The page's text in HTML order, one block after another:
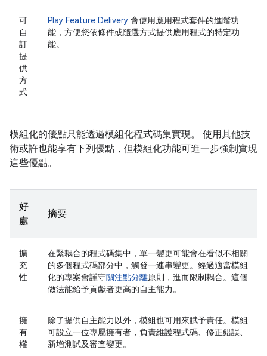
可
自
訂
提
供
方
式
Play Feature Delivery 會使用應用程式套件的進階功
能，方便您依條件或隨選方式提供應用程式的特定功
能。
模組化的優點只能透過模組化程式碼集實現。 使用其他技
術或許也能享有下列優點，但模組化功能可進一步強制實現
這些優點。
好
處
摘要
擴
充
性
在緊耦合的程式碼集中，單一變更可能會在看似不相關
的多個程式碼部分中，觸發一連串變更。經過適當模組
化的專案會謹守關注點分離原則，進而限制耦合。這個
做法能給予貢獻者更高的自主能力。
擁
有
權
除了提供自主能力以外，模組也可用來賦予責任。模組
可設立一位專屬擁有者，負責維護程式碼、修正錯誤、
新增測試及審查變更。